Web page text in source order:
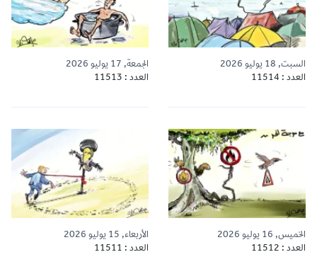
السبت, 18 يوليو 2026
العدد : 11514
الجمعة, 17 يوليو 2026
العدد : 11513
الخميس, 16 يوليو 2026
العدد : 11512
الأربعاء, 15 يوليو 2026
العدد : 11511